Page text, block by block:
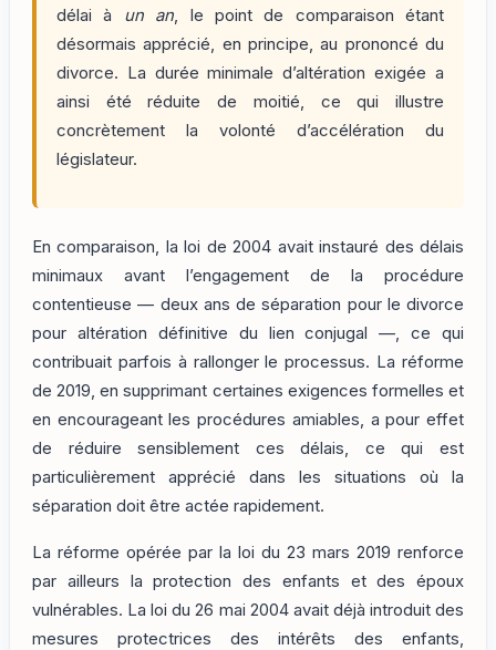
délai à un an, le point de comparaison étant
désormais apprécié, en principe, au prononcé du
divorce. La durée minimale d’altération exigée a
ainsi été réduite de moitié, ce qui illustre
concrètement la volonté d’accélération du
législateur.
En comparaison, la loi de 2004 avait instauré des délais
minimaux avant l’engagement de la procédure
contentieuse — deux ans de séparation pour le divorce
pour altération définitive du lien conjugal —, ce qui
contribuait parfois à rallonger le processus. La réforme
de 2019, en supprimant certaines exigences formelles et
en encourageant les procédures amiables, a pour effet
de réduire sensiblement ces délais, ce qui est
particulièrement apprécié dans les situations où la
séparation doit être actée rapidement.
La réforme opérée par la loi du 23 mars 2019 renforce
par ailleurs la protection des enfants et des époux
vulnérables. La loi du 26 mai 2004 avait déjà introduit des
mesures protectrices des intérêts des enfants,